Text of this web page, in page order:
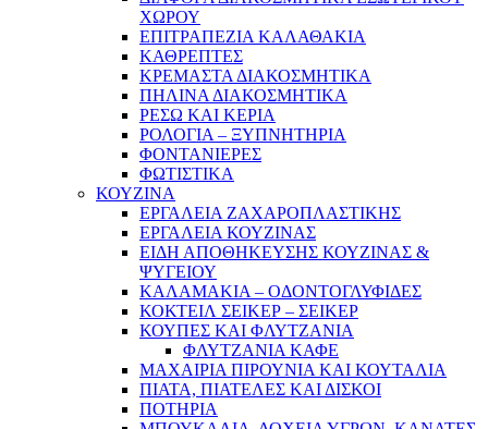
ΧΩΡΟΥ
ΕΠΙΤΡΑΠΕΖΙΑ ΚΑΛΑΘΑΚΙΑ
ΚΑΘΡΕΠΤΕΣ
ΚΡΕΜΑΣΤΑ ΔΙΑΚΟΣΜΗΤΙΚΑ
ΠΗΛΙΝΑ ΔΙΑΚΟΣΜΗΤΙΚΑ
ΡΕΣΩ ΚΑΙ ΚΕΡΙΑ
ΡΟΛΟΓΙΑ – ΞΥΠΝΗΤΗΡΙΑ
ΦΟΝΤΑΝΙΕΡΕΣ
ΦΩΤΙΣΤΙΚΑ
ΚΟΥΖΙΝΑ
ΕΡΓΑΛΕΙΑ ΖΑΧΑΡΟΠΛΑΣΤΙΚΗΣ
ΕΡΓΑΛΕΙΑ ΚΟΥΖΙΝΑΣ
ΕΙΔΗ ΑΠΟΘΗΚΕΥΣΗΣ ΚΟΥΖΙΝΑΣ &
ΨΥΓΕΙΟΥ
ΚΑΛΑΜΑΚΙΑ – ΟΔΟΝΤΟΓΛΥΦΙΔΕΣ
ΚΟΚΤΕΙΛ ΣΕΙΚΕΡ – ΣΕΙΚΕΡ
ΚΟΥΠΕΣ ΚΑΙ ΦΛΥΤΖΑΝΙΑ
ΦΛΥΤΖΑΝΙΑ ΚΑΦΕ
ΜΑΧΑΙΡΙΑ ΠΙΡΟΥΝΙΑ ΚΑΙ ΚΟΥΤΑΛΙΑ
ΠΙΑΤΑ, ΠΙΑΤΕΛΕΣ ΚΑΙ ΔΙΣΚΟΙ
ΠΟΤΗΡΙΑ